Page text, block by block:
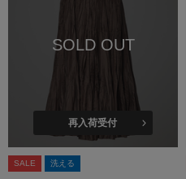
SOLD OUT
再入荷受付
SALE 洗える